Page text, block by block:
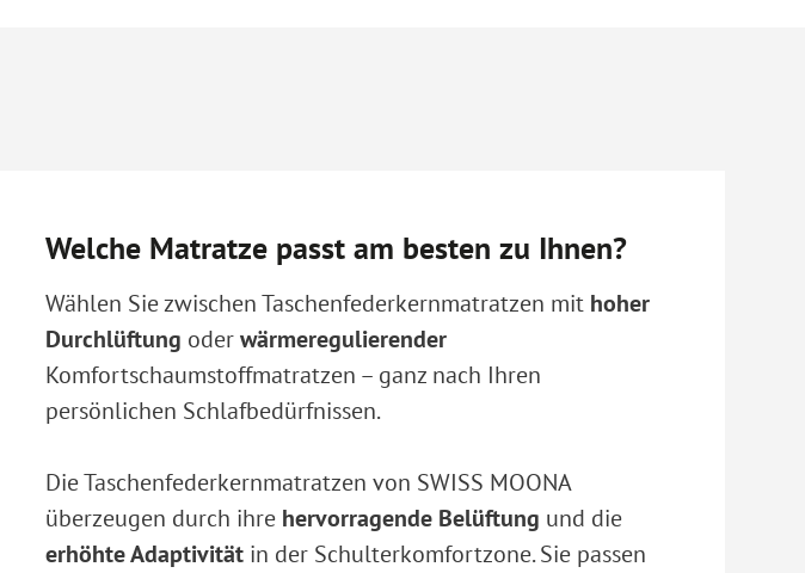
Welche Matratze passt am besten zu Ihnen?
Wählen Sie zwischen Taschenfederkernmatratzen mit hoher
Durchlüftung oderwärmeregulierender
Komfortschaumstoffmatratzen – ganz nach Ihren
persönlichen Schlafbedürfnissen.
Die Taschenfederkernmatratzen von SWISS MOONA
überzeugen durch ihre hervorragende Belüftung und die
erhöhte Adaptivität in der Schulterkomfortzone. Sie passen